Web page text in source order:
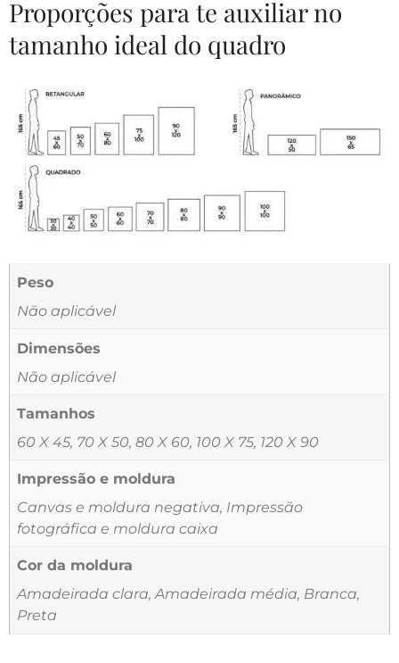
Proporções para te auxiliar no
tamanho ideal do quadro
Peso
Não aplicável
Dimensões
Não aplicável
Tamanhos
60 X 45, 70 X 50, 80 X 60, 100 X 75, 120 X 90
Impressão e moldura
Canvas e moldura negativa, Impressão
fotográfica e moldura caixa
Cor da moldura
Amadeirada clara, Amadeirada média, Branca,
Preta